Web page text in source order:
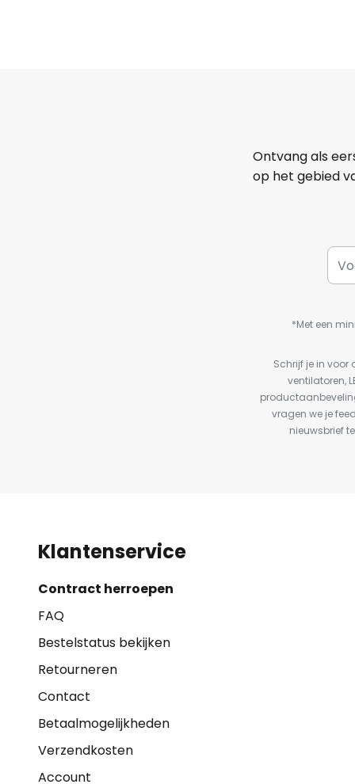
Ontvang als
op het gebied
*Met een
Schrijf je in voor
ventilatoren,
vragen we je
nieuwsbrief
Klantenservice
Contract herroepen
FAQ
Bestelstatus bekijken
Retourneren
Contact
Betaalmogelijkheden
Verzendkosten
Account